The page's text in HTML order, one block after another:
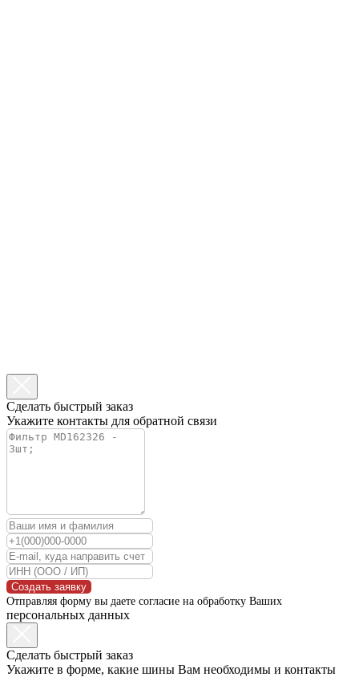
Сделать быстрый заказ
Укажите контакты для обратной связи
Создать заявку
Отправляя форму вы даете согласие на обработку Ваших
персональных данных
Сделать быстрый заказ
Укажите в форме, какие шины Вам необходимы и контакты